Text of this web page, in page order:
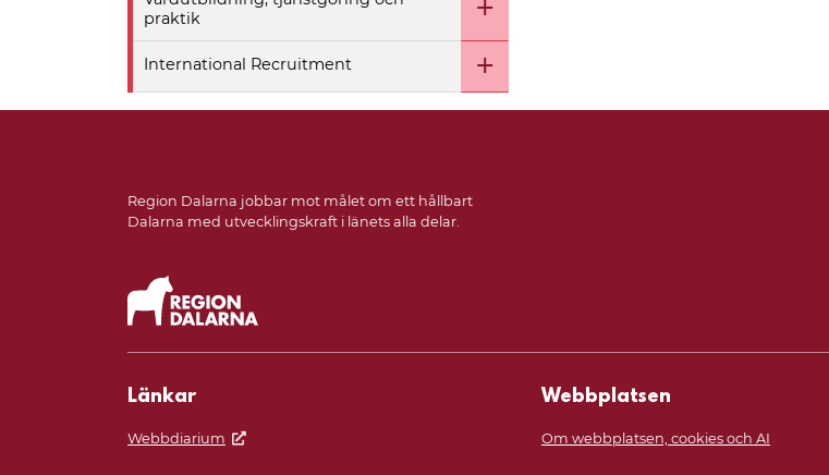
praktik
International Recruitment
Öppna undermeny för
Region Dalarna jobbar mot målet om ett hållbart
Dalarna med utvecklingskraft i länets alla delar.
Länkar
Webbdiarium
Webbplatsen
Om webbplatsen, cookies och AI